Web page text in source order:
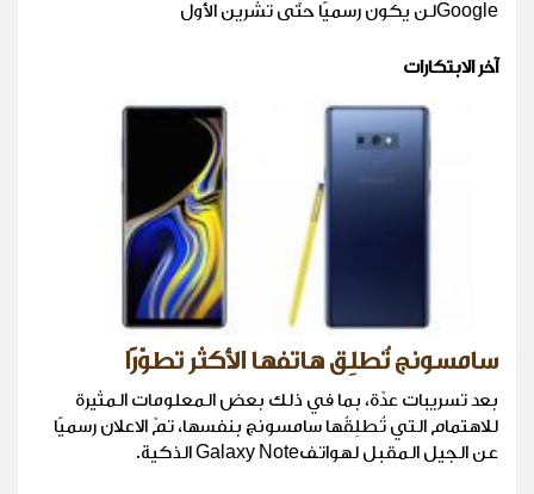
Googleلن يكون رسميًا حتّى تشرين الأول
آخر الابتكارات
سامسونج تُطلِق هاتفها الأكثر تطوّرًا
بعد تسريبات عدّة، بما في ذلك بعض المعلومات المثيرة
للاهتمام التي تُطلِقُها سامسونج بنفسها، تمّ الاعلان رسميًا
عن الجيل المقبل لهواتفGalaxy Note الذكية.